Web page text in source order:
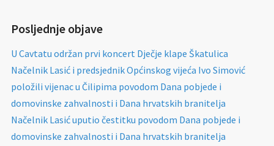
Posljednje objave
U Cavtatu održan prvi koncert Dječje klape Škatulica
Načelnik Lasić i predsjednik Općinskog vijeća Ivo Simović
položili vijenac u Čilipima povodom Dana pobjede i
domovinske zahvalnosti i Dana hrvatskih branitelja
Načelnik Lasić uputio čestitku povodom Dana pobjede i
domovinske zahvalnosti i Dana hrvatskih branitelja